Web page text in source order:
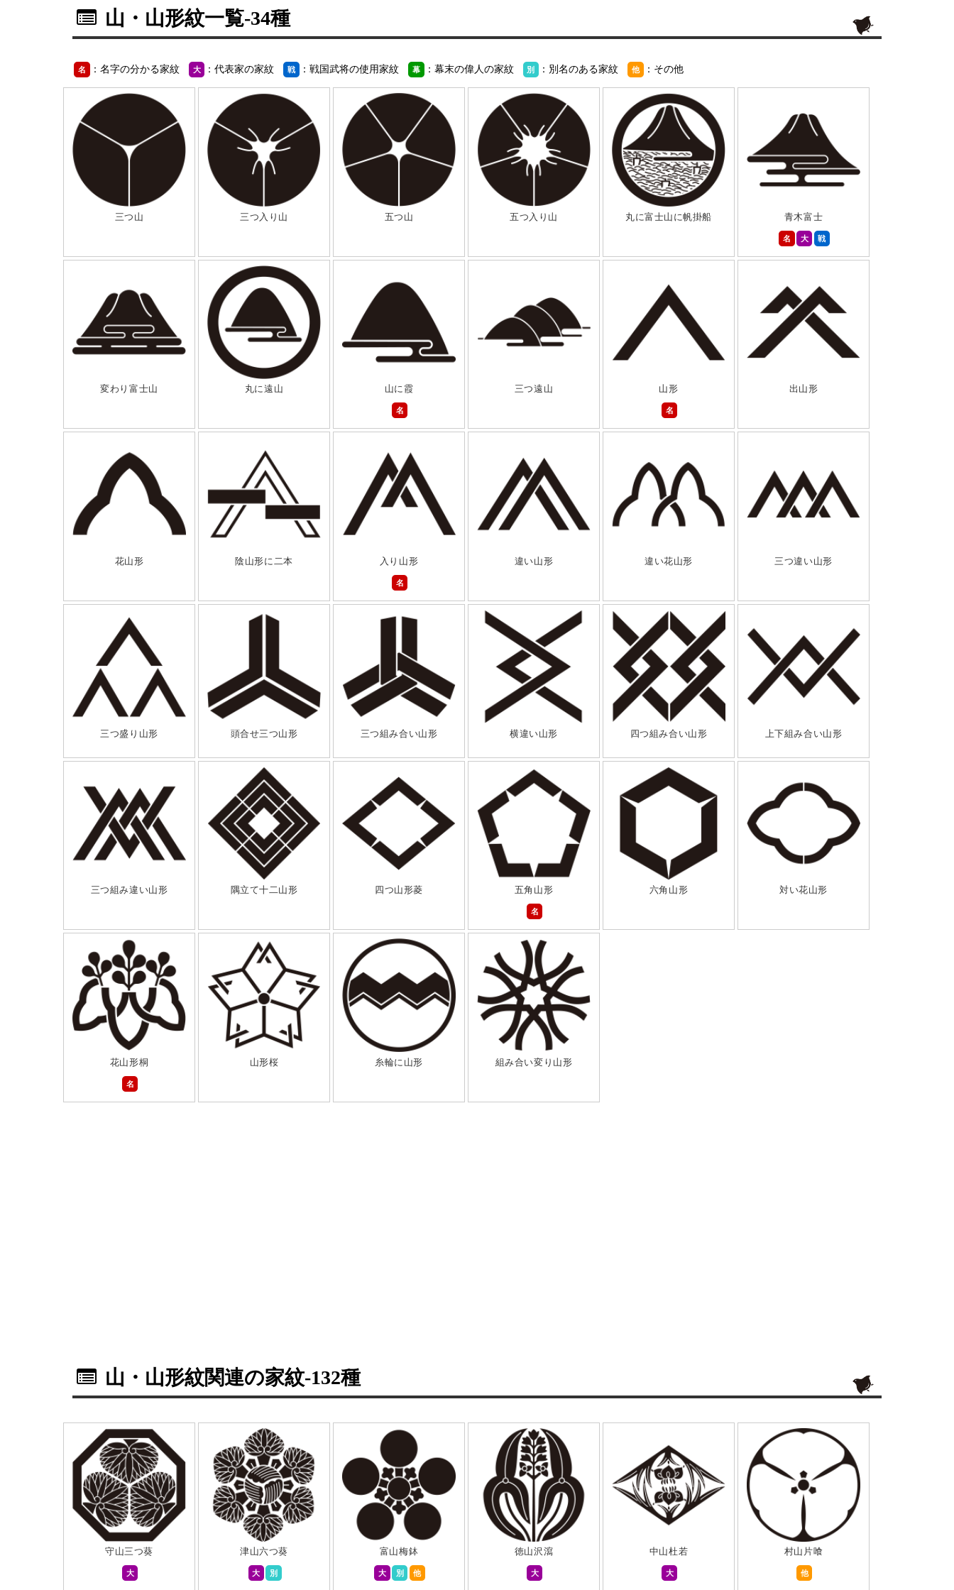
山・山形紋一覧-34種
名 ：名字の分かる家紋 大 ：代表家の家紋 戦 ：戦国武将の使用家紋 幕 ：幕末の偉人の家紋 別 ：別名のある家紋 他 ：その他
三つ山 三つ入り山 五つ山 五つ入り山 丸に富士山に帆掛船
青木富士
名
大 戦
変わり富士山 丸に遠山
山に霞
名
三つ遠山
山形
名
出山形
花山形 陰山形に二本
入り山形
名
違い山形 違い花山形 三つ違い山形
三つ盛り山形 頭合せ三つ山形 三つ組み合い山形 横違い山形 四つ組み合い山形 上下組み合い山形
三つ組み違い山形 隅立て十二山形 四つ山形菱
五角山形
名
六角山形 対い花山形
花山形桐
名
山形桜 糸輪に山形 組み合い変り山形
山・山形紋関連の家紋-132種
守山三つ葵
大
津山六つ葵
大
別
富山梅鉢
大
別 他
徳山沢瀉
大
中山杜若
大
村山片喰
他